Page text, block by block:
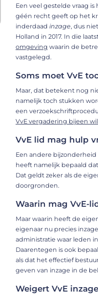
Een veel gestelde vraag
géén recht geeft op het
inderdaad inzage, dus
Holland in 2017. In die
omgeving waarin de
vastgelegd.
Soms moet VvE
Maar, dat betekent nog
namelijk toch stukken
een
VvE vergadering bijeen
VvE lid mag hulp
Een andere bijzonderheid
heeft namelijk bepaald
Dat geldt zeker als de
doorgronden.
Waarin mag VvE-
Maar waarin heeft de
eigenaar nu precies
administratie waar leden
Daarentegen is ook
als dat het effectief
geven van inzage in de
Weigert VvE